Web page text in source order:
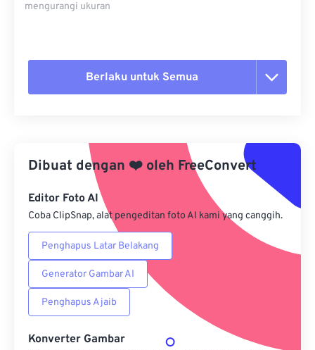
mengurangi ukuran
Berlaku untuk Semua
Terapkan dari Preset
Simpan sebagai Preset
Dibuat dengan ❤️ oleh FreeConvert
Editor Foto AI
Coba ClipSnap, alat pengeditan foto AI kami yang canggih.
Penghapus Latar Belakang
Generator Gambar AI
Penghapus Ajaib
Konverter Gambar